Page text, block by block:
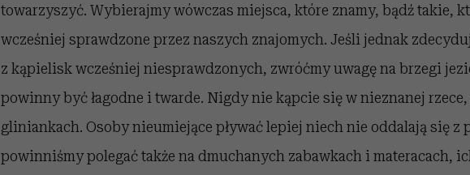
towarzyszyć. Wybierajmy wówczas miejsca, które znamy, bądź takie,
wcześniej sprawdzone przez naszych znajomych. Jeśli jednak
z kąpielisk wcześniej niesprawdzonych, zwróćmy uwagę na brzegi
powinny być łagodne i twarde. Nigdy nie kąpcie się w nieznanej
gliniankach. Osoby nieumiejące pływać lepiej niech nie oddalają się z
powinniśmy polegać także na dmuchanych zabawkach i materacach,